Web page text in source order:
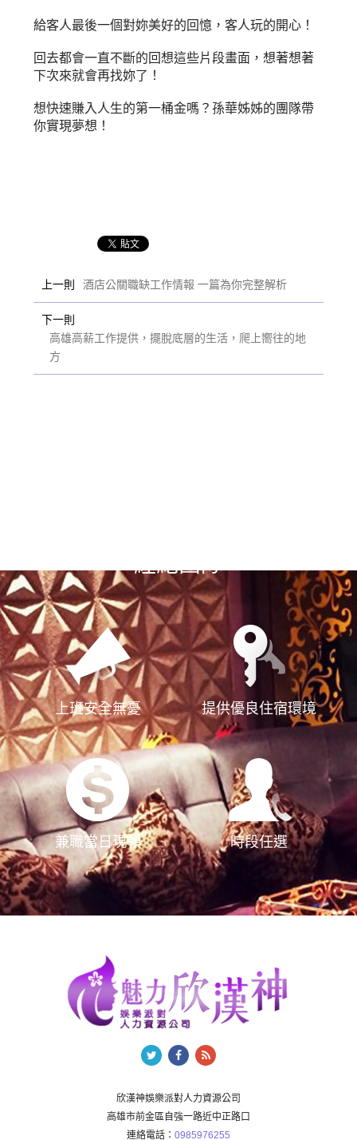
給客人最後一個對妳美好的回憶，客人玩的開心！
回去都會一直不斷的回想這些片段畫面，想著想著
下次來就會再找妳了！
想快速賺入人生的第一桶金嗎？孫華姊姊的團隊帶
你實現夢想！
上一則 酒店公關職缺工作情報 一篇為你完整解析
下一則
高雄高薪工作提供，擺脫底層的生活，爬上嚮往的地
方
經紀團隊
上班安全無憂 提供優良住宿環境
兼職當日現領 時段任選
欣漢神娛樂派對人力資源公司
高雄市前金區自強一路近中正路口
連絡電話： 0985976255